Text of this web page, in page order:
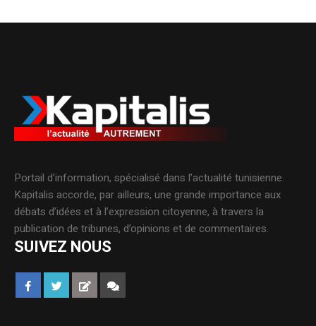
Portail d’information, spécialisé dans l’actualité tunisienne.
Kapitalis accorde, par ailleurs, une grande importance aux
débats d’idées et à l’expression citoyenne, à travers la
publication de tribunes, d’opinions et de commentaires.
SUIVEZ NOUS